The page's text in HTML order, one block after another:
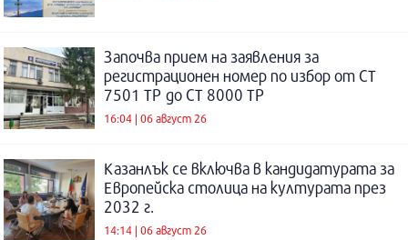
Започва прием на заявления за
регистрационен номер по избор от СТ
7501 ТР до СТ 8000 ТР
16:04 | 06 август 26
Казанлък се включва в кандидатурата за
Европейска столица на културата през
2032 г.
14:14 | 06 август 26